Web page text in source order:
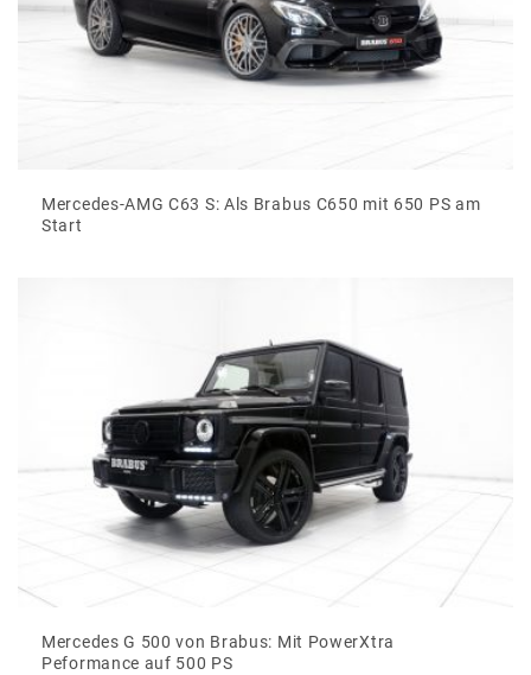
Mercedes-AMG C63 S: Als Brabus C650 mit 650 PS am
Start
Mercedes G 500 von Brabus: Mit PowerXtra
Peformance auf 500 PS